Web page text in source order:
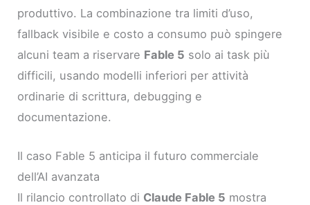
produttivo. La combinazione tra limiti d’uso,
fallback visibile e costo a consumo può spingere
alcuni team a riservare Fable 5 solo ai task più
difficili, usando modelli inferiori per attività
ordinarie di scrittura, debugging e
documentazione.
Il caso Fable 5 anticipa il futuro commerciale
dell’AI avanzata
Il rilancio controllato di Claude Fable 5 mostra